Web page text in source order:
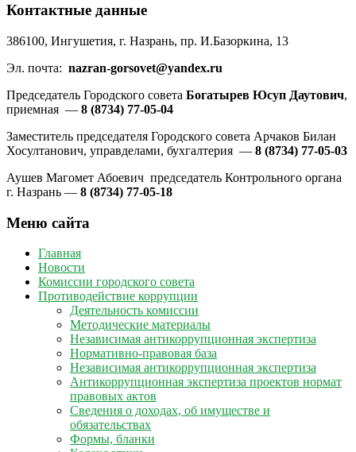
Контактные данные
386100, Ингушетия, г. Назрань, пр. И.Базоркина, 13
Эл. почта: nazran-gorsovet@yandex.ru
Председатель Городского совета Богатырев Юсуп Даутович,
приемная — 8 (8734) 77-05-04
Заместитель председателя Городского совета Арчаков Билан
Хосултанович, управделами, бухгалтерия — 8 (8734) 77-05-03
Аушев Магомет Абоевич председатель Контрольного органа
г. Назрань — 8 (8734) 77-05-18
Меню сайта
Главная
Новости
Комиссии городского совета
Противодействие коррупции
Деятельность комиссии
Методические материалы
Независимая антикоррупционная экспертиза
Нормативно-правовая база
Независимая антикоррупционная экспертиза
Антикоррупционная экспертиза проектов нормат
правовых актов
Сведения о доходах, об имуществе и
обязательствах
Формы, бланки